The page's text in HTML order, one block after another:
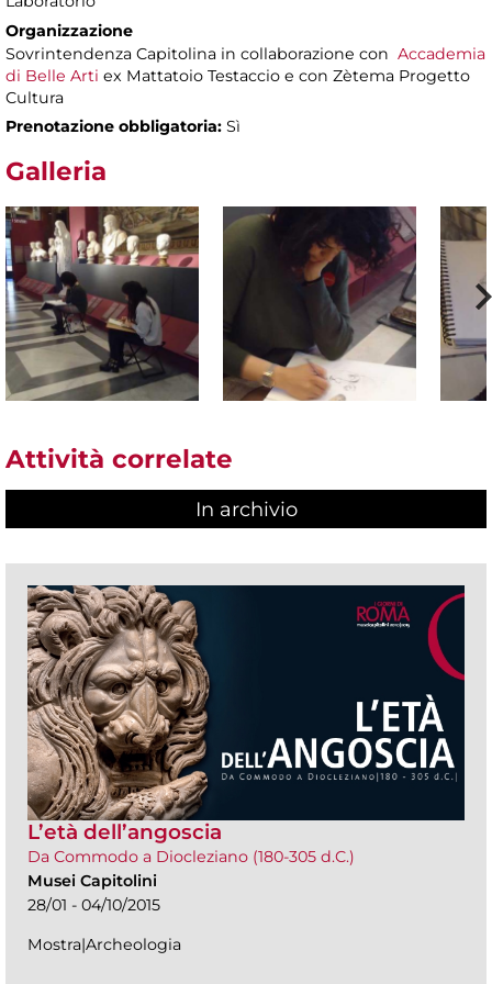
Organizzazione
Sovrintendenza Capitolina in collaborazione con Accademia
di Belle Arti ex Mattatoio Testaccio e con Zètema Progetto
Cultura
Prenotazione obbligatoria: Sì
Galleria
Attività correlate
In archivio
L’età dell’angoscia
Da Commodo a Diocleziano (180-305 d.C.)
Musei Capitolini
28/01 - 04/10/2015
Mostra|Archeologia